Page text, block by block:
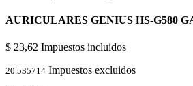
AURICULARES GENIUS HS-G580
$ 23,62 Impuestos incluidos
20.535714 Impuestos excluidos